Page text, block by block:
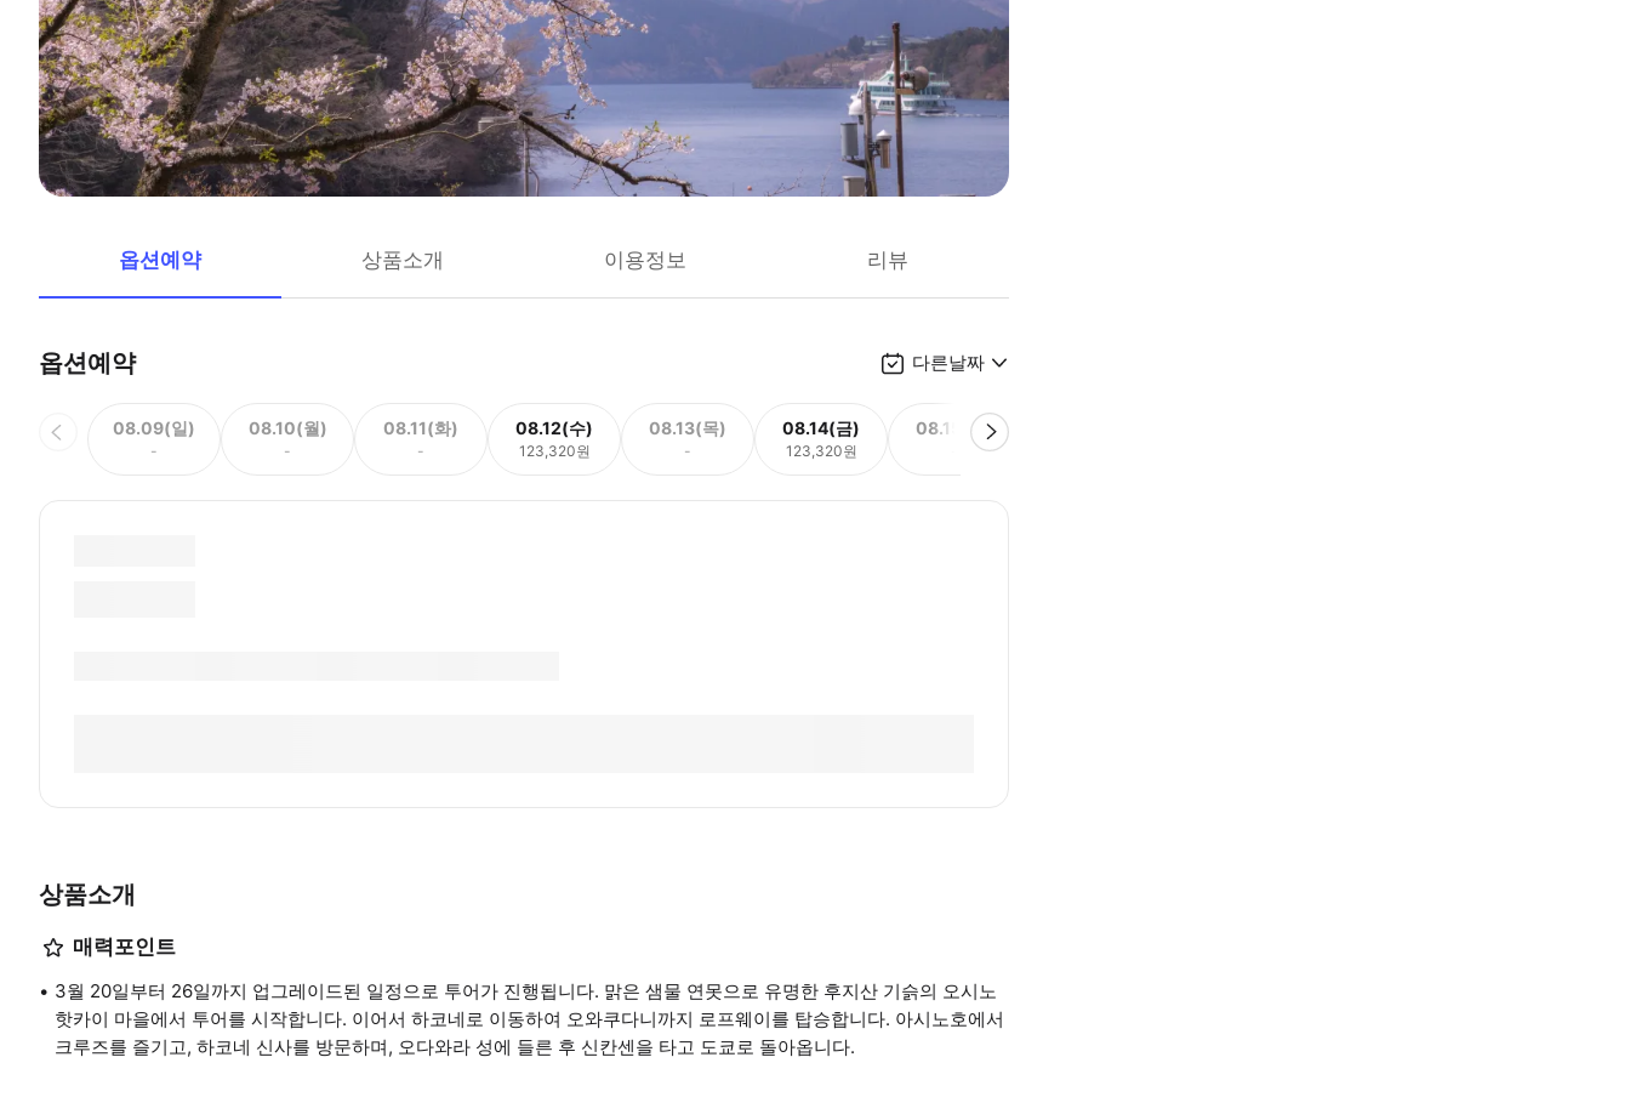
옵션예약 상품소개 이용정보 리뷰
옵션예약 다른날짜
08.09(일)
-
08.10(월)
-
08.11(화)
-
08.12(수)
123,320원
08.13(목)
-
08.14(금)
123,320원
08.15(토)
상품소개
매력포인트
3월 20일부터 26일까지 업그레이드된 일정으로 투어가 진행됩니다. 맑은 샘물 연못으로 유명한 후지산 기슭의 오시노
핫카이 마을에서 투어를 시작합니다. 이어서 하코네로 이동하여 오와쿠다니까지 로프웨이를 탑승합니다. 아시노호에서
크루즈를 즐기고, 하코네 신사를 방문하며, 오다와라 성에 들른 후 신칸센을 타고 도쿄로 돌아옵니다.